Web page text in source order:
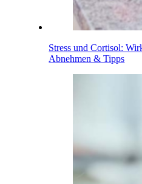
Stress und Cortisol:
Abnehmen & Tipps